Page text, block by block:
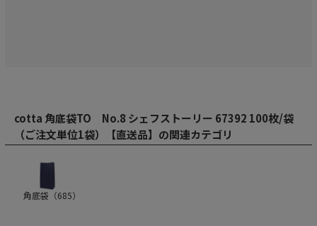
cotta 角底袋TO No.8 シェフストーリー 67392 100枚/袋
（ご注文単位1袋）【直送品】の関連カテゴリ
角底袋（685）